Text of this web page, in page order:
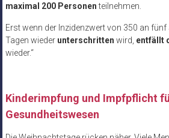
maximal 200 Personenteilnehmen.
Erst wenn der Inzidenzwert von 350 an
Tagen wieder unterschritten wird, entfällt
wieder.“
Kinderimpfung und Impfpflicht
Gesundheitswesen